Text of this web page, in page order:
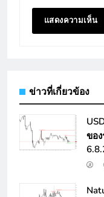
ข่าวที่เกี่ยวข้อง
ขอ